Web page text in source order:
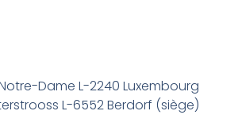
Dame L-2240 Luxembourg
L-6552 Berdorf (siège)